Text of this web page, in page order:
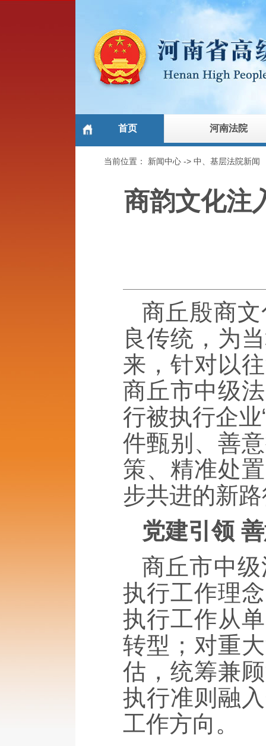
首页 河南法院
当前位置： 新闻中心 ->中、基层法院新闻
商韵文化注
商丘殷商
良传统，为
来，针对以
商丘市中级
行被执行企
件甄别、善
策、精准处
步共进的新
党建引领
商丘市中
执行工作理
执行工作从
转型；对重
估，统筹兼
执行准则融
工作方向。